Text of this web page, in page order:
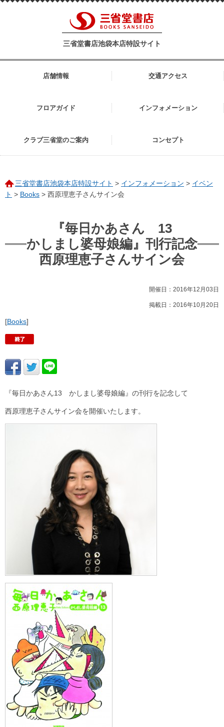
三省堂書店池袋本店特設サイト
店舗情報 交通アクセス
フロアガイド インフォメーション
クラブ三省堂のご案内 コンセプト
三省堂書店池袋本店特設サイト > インフォメーション > イベン
ト > Books > 西原理恵子さんサイン会
『毎日かあさん 13
かしまし婆母娘編』刊行記念
西原理恵子さんサイン会
開催日：2016年12月03日
掲載日：2016年10月20日
[Books]
『毎日かあさん13 かしまし婆母娘編』の刊行を記念して
西原理恵子さんサイン会を開催いたします。